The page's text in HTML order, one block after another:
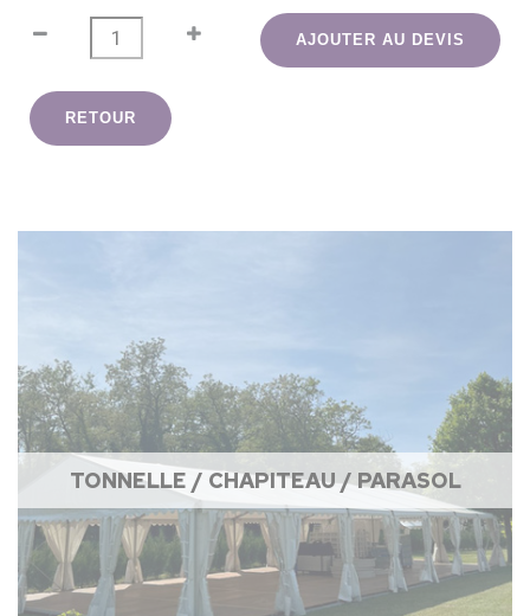
AJOUTER AU DEVIS
RETOUR
TONNELLE / CHAPITEAU / PARASOL